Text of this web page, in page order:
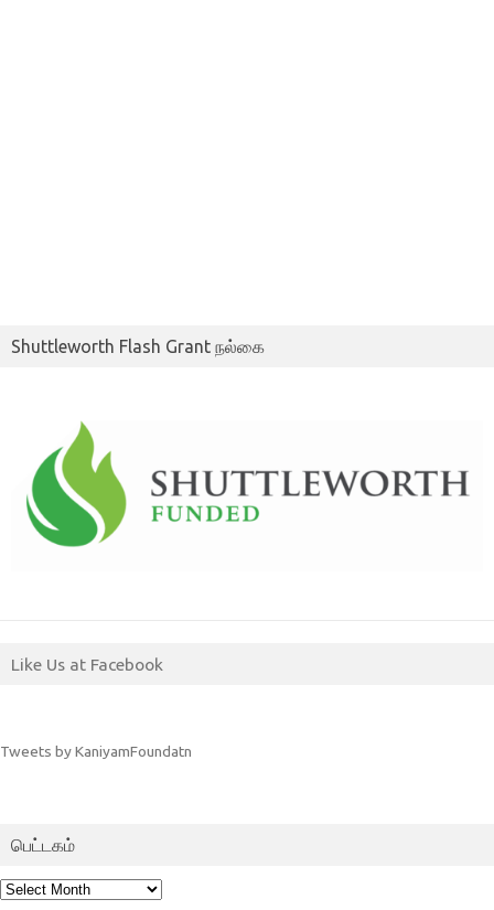
Shuttleworth Flash Grant நல்கை
Like Us at Facebook
Tweets by KaniyamFoundatn
பெட்டகம்
பெட்டகம்